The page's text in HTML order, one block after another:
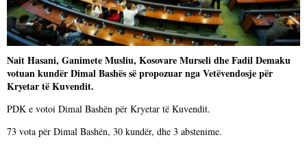
Nait Hasani, Ganimete Musliu, Kosovare Murseli dhe Fadil Demaku
votuan kundër Dimal Bashës së propozuar nga Vetëvendosje për
Kryetar të Kuvendit.
PDK e votoi Dimal Bashën për Kryetar të Kuvendit.
73 vota për Dimal Bashën, 30 kundër, dhe 3 abstenime.